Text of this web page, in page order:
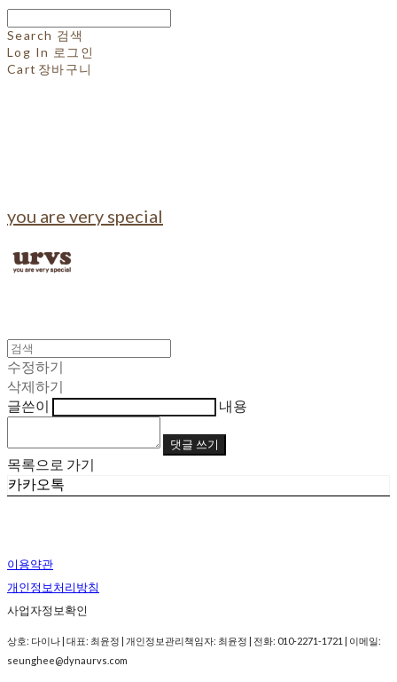
Search 검색
Log In 로그인
Cart 장바구니
you are very special
수정하기
삭제하기
글쓴이
내용
댓글 쓰기
목록으로 가기
카카오톡
이용약관
개인정보처리방침
사업자정보확인
상호: 다이나 | 대표: 최윤정 | 개인정보관리책임자: 최윤정 | 전화: 010-2271-1721 | 이메일:
seunghee@dynaurvs.com